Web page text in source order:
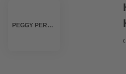
PEGGY PERFECT